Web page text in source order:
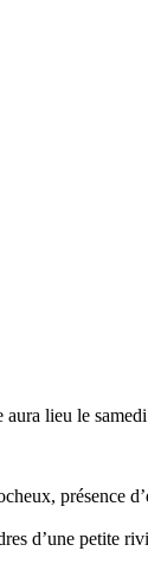
lieu le samedi
présence
d’une petite